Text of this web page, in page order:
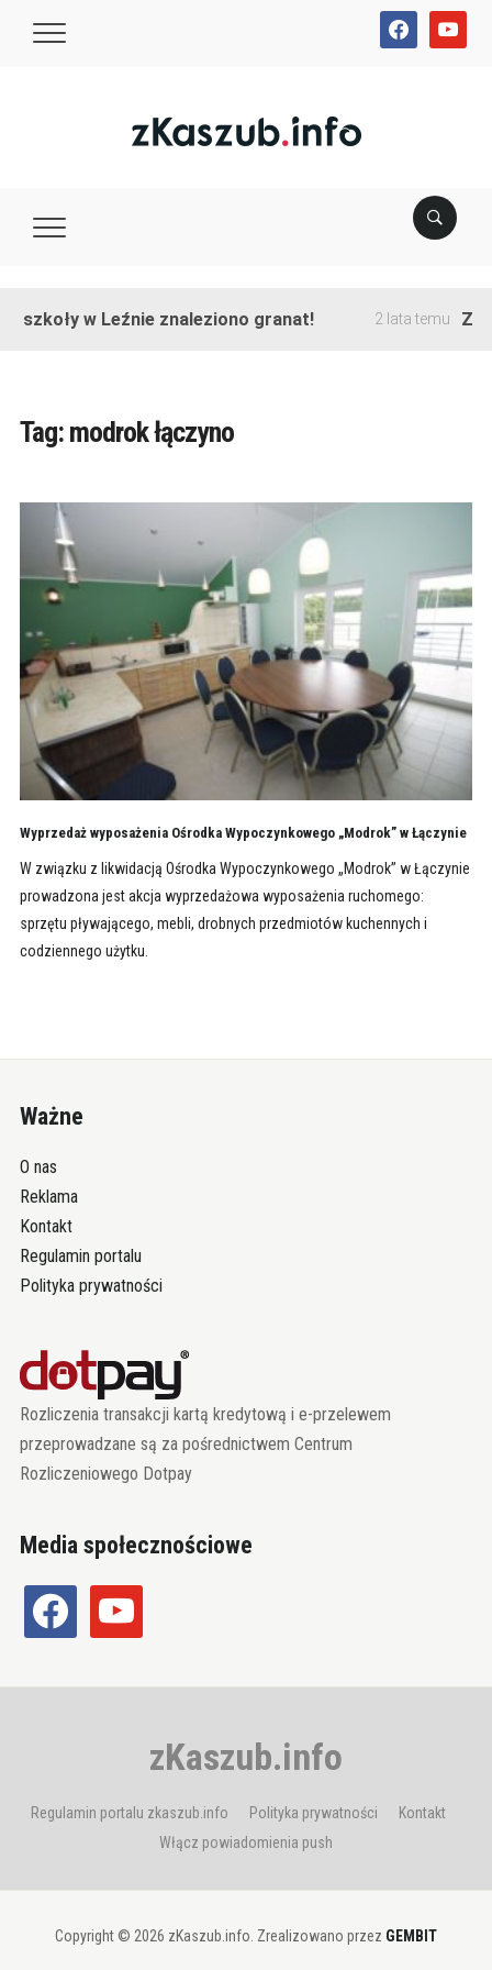
facebookyoutube
szkoły w Leźnie znaleziono granat! 2 lata temu
Tag: modrok łączyno
Wyprzedaż wyposażenia Ośrodka Wypoczynkowego „Modrok” w Łączynie
W związku z likwidacją Ośrodka Wypoczynkowego „Modrok” w Łączynie
prowadzona jest akcja wyprzedażowa wyposażenia ruchomego:
sprzętu pływającego, mebli, drobnych przedmiotów kuchennych i
codziennego użytku.
Ważne
O nas
Reklama
Kontakt
Regulamin portalu
Polityka prywatności
Rozliczenia transakcji kartą kredytową i e-przelewem
przeprowadzane są za pośrednictwem Centrum
Rozliczeniowego Dotpay
Media społecznościowe
facebook youtube
zKaszub.info
Regulamin portalu zkaszub.info Polityka prywatności
Kontakt
Włącz powiadomienia push
Copyright © 2026 zKaszub.info. Zrealizowano przez GEMBIT